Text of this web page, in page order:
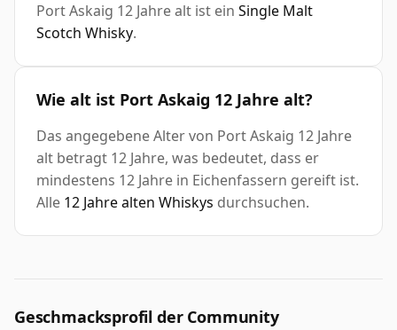
Port Askaig 12 Jahre alt ist ein Single Malt
Scotch Whisky.
Wie alt ist Port Askaig 12 Jahre alt?
Das angegebene Alter von Port Askaig 12 Jahre
alt betragt 12 Jahre, was bedeutet, dass er
mindestens 12 Jahre in Eichenfassern gereift ist.
Alle 12 Jahre alten Whiskys durchsuchen.
Geschmacksprofil der Community